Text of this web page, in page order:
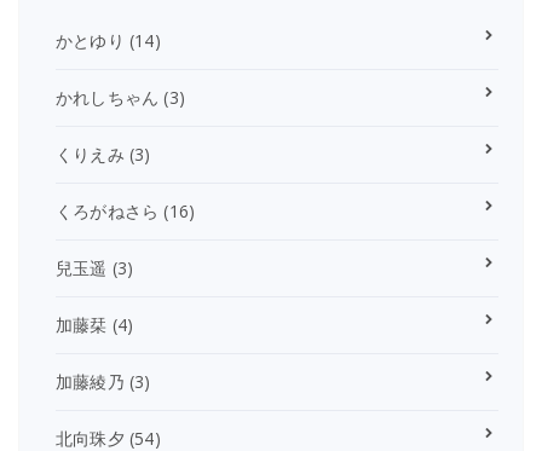
かとゆり (14)
かれしちゃん (3)
くりえみ (3)
くろがねさら (16)
兒玉遥 (3)
加藤栞 (4)
加藤綾乃 (3)
北向珠夕 (54)